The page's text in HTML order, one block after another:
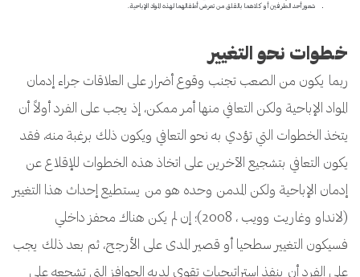
شعور أحد الطرفين أو كلاهما بالقلق من تعرض أطفالهما لهذه المواد الإباحية.
خطوات نحو التغيير
ربما يكون من الصعب تجنب وقوع أضرار على العلاقات جراء إدمان
المواد الإباحية ولكن التعافي منها أمر ممكن، إذ يجب على الفرد أولاً أن
يتخذ الخطوات التي تؤدي به نحو التعافي ويكون ذلك برغبة منه، فقد
يكون التعافي بتشجيع الآخرين على اتخاذ هذه الخطوات للإقلاع عن
إدمان الإباحية ولكن المدمن وحده هو من يستطيع إحداث هذا التغيير
(لانداو وغاريت وويب ، 2008)؛ إن لم يكن هناك محفز داخلي
فسيكون التغيير سطحيا أو قصير المدى على الأرجح، ثم بعد ذلك يجب
على الفرد أن ينفذ استراتيجيات تقوي لديه الحوافز التي تشجعه على